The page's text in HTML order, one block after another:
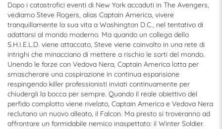
Dopo i catastrofici eventi di New York accaduti in The Avengers,
vediamo Steve Rogers, alias Captain America, vivere
tranquillamente la sua vita a Washington D.C., nel tentativo di
adattarsi al mondo moderno. Ma quando un collega dello
S.H.I.E.L.D. viene attaccato, Steve viene coinvolto in una rete di
intrighi che minacciano di mettere a rischio le sorti del mondo.
Unendo le forze con Vedova Nera, Captain America lotta per
smascherare una cospirazione in continua espansione
respingendo killer professionisti inviati continuamente per
chiudergli la bocca per sempre. Quando il reale obiettivo del
perfido complotto viene rivelato, Captain America e Vedova Nera
reclutano un nuovo alleato, il Falcon. Ma presto si troveranno ad
affrontare un formidabile nemico inaspettato: il Winter Soldier.